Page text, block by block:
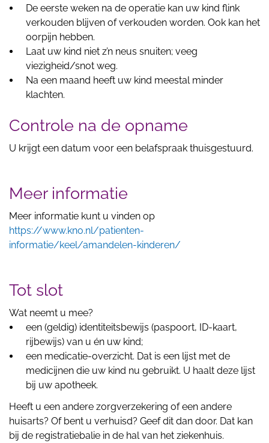
De eerste weken na de operatie kan uw kind flink
verkouden blijven of verkouden worden. Ook kan het
oorpijn hebben.
Laat uw kind niet z’n neus snuiten; veeg
viezigheid/snot weg.
Na een maand heeft uw kind meestal minder
klachten.
Controle na de opname
U krijgt een datum voor een belafspraak thuisgestuurd.
Meer informatie
Meer informatie kunt u vinden op
https://www.kno.nl/patienten-
informatie/keel/amandelen-kinderen/
Tot slot
Wat neemt u mee?
een (geldig) identiteitsbewijs (paspoort, ID-kaart,
rijbewijs) van u én uw kind;
een medicatie-overzicht. Dat is een lijst met de
medicijnen die uw kind nu gebruikt. U haalt deze lijst
bij uw apotheek.
Heeft u een andere zorgverzekering of een andere
huisarts? Of bent u verhuisd? Geef dit dan door. Dat kan
bij de registratiebalie in de hal van het ziekenhuis.